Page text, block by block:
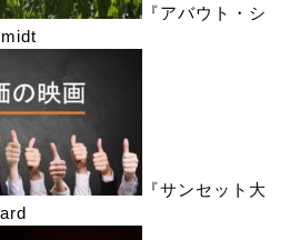
『アバウト・シ
『サンセット大